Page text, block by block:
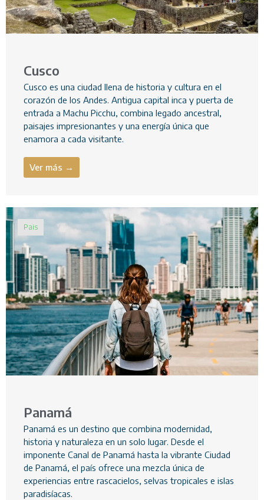
Cusco
Cusco es una ciudad llena de historia y cultura en el
corazón de los Andes. Antigua capital inca y puerta de
entrada a Machu Picchu, combina legado ancestral,
paisajes impresionantes y una energía única que
enamora a cada visitante.
Ver más →
Pais
Panamá
Panamá es un destino que combina modernidad,
historia y naturaleza en un solo lugar. Desde el
imponente Canal de Panamá hasta la vibrante Ciudad
de Panamá, el país ofrece una mezcla única de
experiencias entre rascacielos, selvas tropicales e islas
paradisíacas.